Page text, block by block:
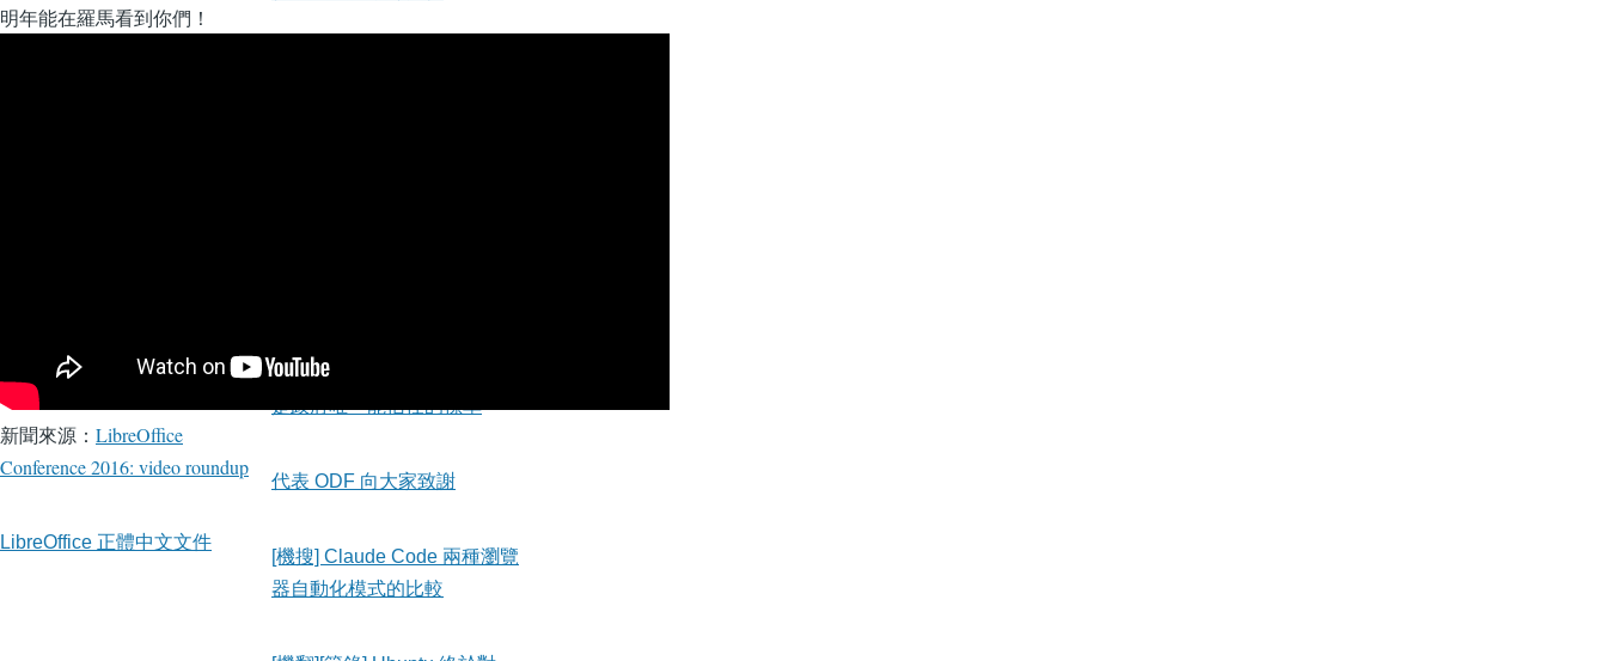
明年能在羅馬看到你們！
新聞來源： LibreOffice
Conference 2016: video roundup
LibreOffice 正體中文文件
文件唯一真正的開放標準，也
是政府唯一能信任的標準
代表 ODF 向大家致謝
[機搜] Claude Code 兩種瀏覽
器自動化模式的比較